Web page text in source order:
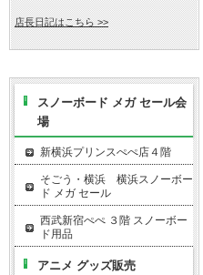
店長日記はこちら >>
スノーボード メガ セール会
場
新横浜プリンスぺぺ店４階
そごう・横浜 横浜スノーボー
ド メガ セール
西武新宿ぺぺ ３階 スノーボー
ド用品
アニメ グッズ販売